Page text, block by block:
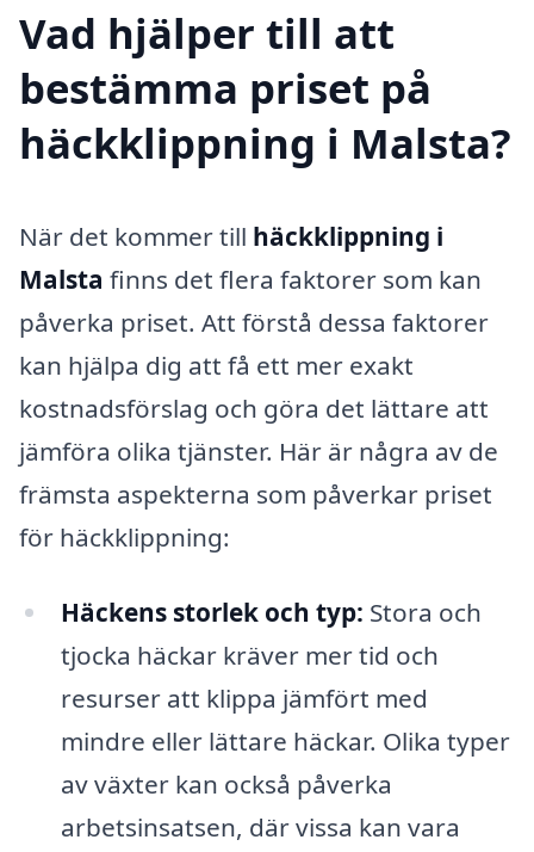
Vad hjälper till att
bestämma priset på
häckklippning i Malsta?
När det kommer till häckklippning i
Malsta finns det flera faktorer som kan
påverka priset. Att förstå dessa faktorer
kan hjälpa dig att få ett mer exakt
kostnadsförslag och göra det lättare att
jämföra olika tjänster. Här är några av de
främsta aspekterna som påverkar priset
för häckklippning:
Häckens storlek och typ: Stora och
tjocka häckar kräver mer tid och
resurser att klippa jämfört med
mindre eller lättare häckar. Olika typer
av växter kan också påverka
arbetsinsatsen, där vissa kan vara